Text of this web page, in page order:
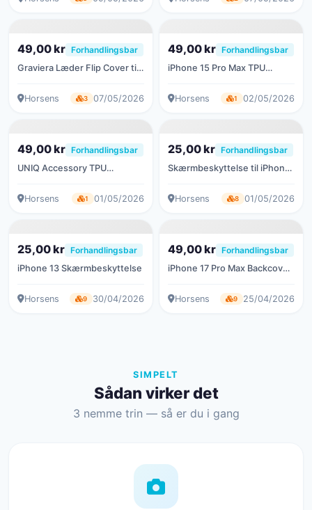
49,00 kr Forhandlingsbar
Graviera Læder Flip Cover til
Horsens
3 07/05/2026
49,00 kr Forhandlingsbar
iPhone 15 Pro Max TPU
Horsens
1 02/05/2026
49,00 kr Forhandlingsbar
UNIQ Accessory TPU
Max
Horsens 1 01/05/2026
25,00 kr Forhandlingsbar
Skærmbeskyttelse til iPhone
Horsens
8 01/05/2026
25,00 kr Forhandlingsbar
iPhone 13 Skærmbeskyttelse
Horsens 9 30/04/2026
49,00 kr Forhandlingsbar
iPhone 17 Pro Max Backcover
Horsens
9 25/04/2026
SIMPELT
Sådan virker det
3 nemme trin — så er du i gang